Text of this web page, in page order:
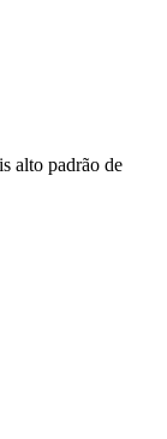
alto padrão de